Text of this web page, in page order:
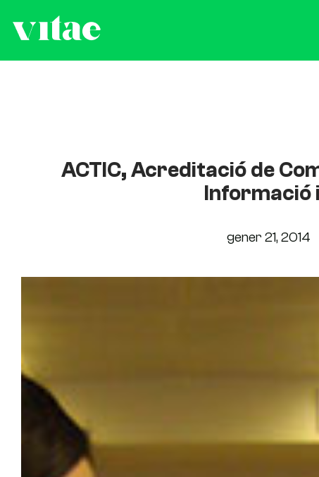
ACTIC, Acreditació de
Informació
gener 21, 2014